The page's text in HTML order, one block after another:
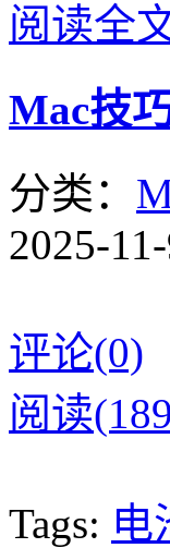
阅读全
Mac技
分类：
2025-
评论(0)
阅读
Tags: 电